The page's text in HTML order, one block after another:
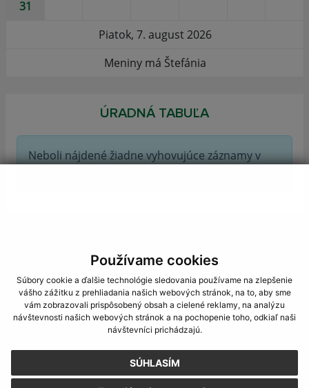
Používame cookies
Súbory cookie a ďalšie technológie sledovania používame na zlepšenie
vášho zážitku z prehliadania našich webových stránok, na to, aby sme
vám zobrazovali prispôsobený obsah a cielené reklamy, na analýzu
návštevnosti našich webových stránok a na pochopenie toho, odkiaľ naši
návštevníci prichádzajú.
SÚHLASÍM
31
Piatok, 7. august 2026
Meniny má Štefánia
ÚRADNÁ TABUĽA
Neboli nájdené žiadne vyhovujúce záznamy v
Mobilná aplikácia